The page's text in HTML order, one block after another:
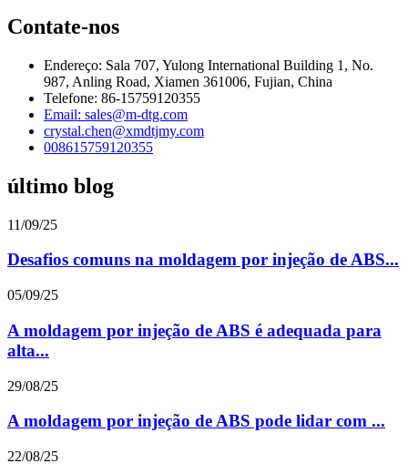
Contate-nos
Endereço: Sala 707, Yulong International Building 1, No.
987, Anling Road, Xiamen 361006, Fujian, China
Telefone: 86-15759120355
Email: sales@m-dtg.com
crystal.chen@xmdtjmy.com
008615759120355
último blog
11/09/25
Desafios comuns na moldagem por injeção de ABS...
05/09/25
A moldagem por injeção de ABS é adequada para
alta...
29/08/25
A moldagem por injeção de ABS pode lidar com ...
22/08/25